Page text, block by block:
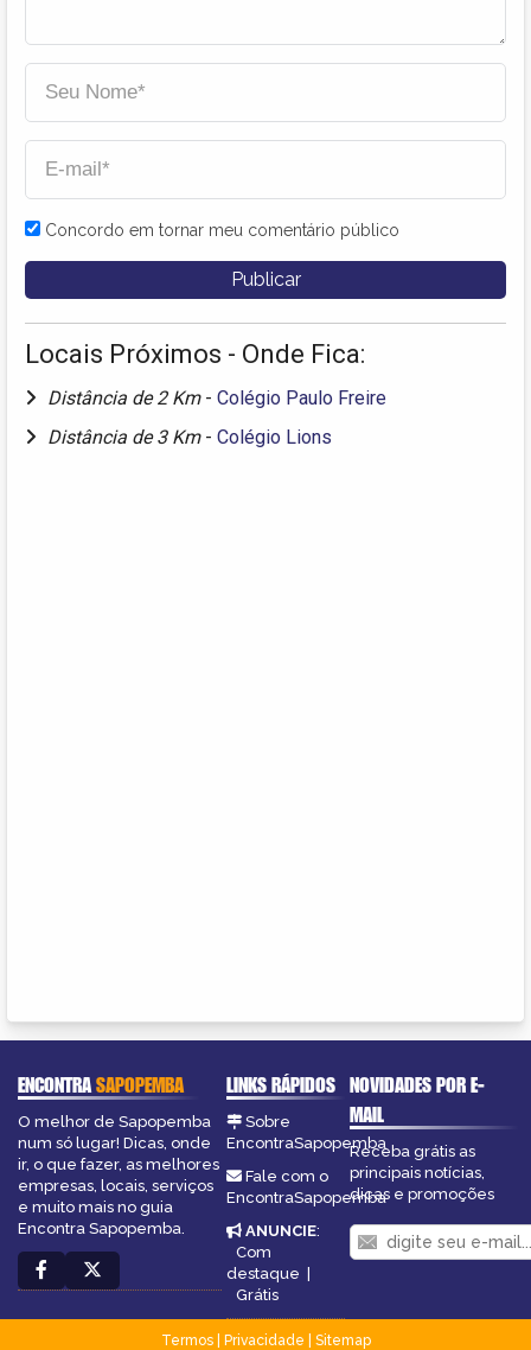
Concordo em tornar meu comentário público
Locais Próximos - Onde Fica:
Distância de 2 Km - Colégio Paulo Freire
Distância de 3 Km - Colégio Lions
ENCONTRASAPOPEMBA
O melhor de Sapopemba
num só lugar! Dicas, onde
ir, o que fazer, as melhores
empresas, locais, serviços
e muito mais no guia
Encontra Sapopemba.
LINKS RÁPIDOS
Sobre
EncontraSapopemba
Fale com o
EncontraSapopemba
ANUNCIE:
Com
destaque |
Grátis
NOVIDADES POR E-
MAIL
Receba grátis as
principais notícias,
dicas e promoções
Termos| Privacidade
Sitemap